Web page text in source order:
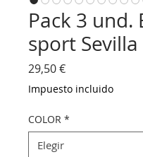
Pack 3 und.
sport Sevilla
29,50 €Precio
Impuesto incluido
COLOR *